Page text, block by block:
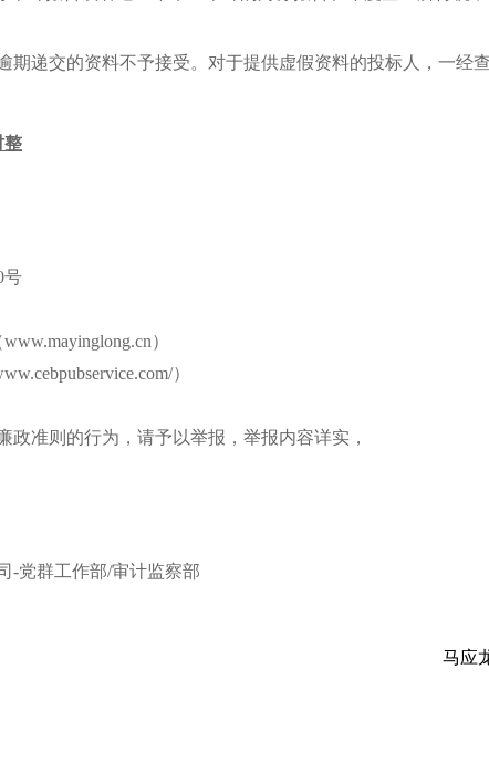
期递交的资料不予接受。对于提供虚假资料的投标人，一经
整
号
www.mayinglong.cn）
）
准则的行为，请予以举报，举报内容详实，
-党群工作部/审计监察部
马应